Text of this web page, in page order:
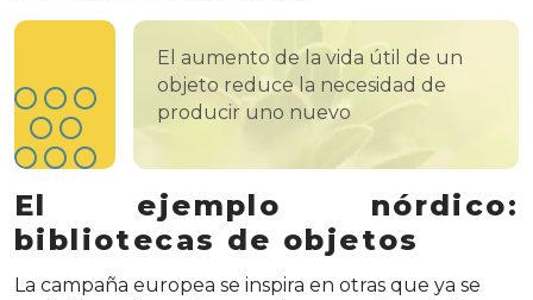
El aumento de la vida útil de un
objeto reduce la necesidad de
producir uno nuevo
El ejemplo nórdico:
bibliotecas de objetos
La campaña europea se inspira en otras que ya se